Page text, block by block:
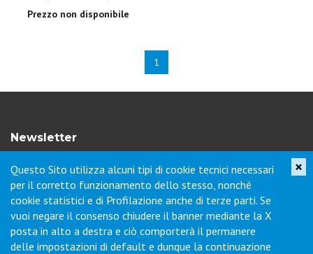
Prezzo non disponibile
1
Newsletter
Iscriviti per ricevere novità di prodotto, servizi, porte aperte e
offerte dei nostri punti vendita.
Contatti
Questo Sito utilizza alcuni tipi di cookie tecnici necessari
per il corretto funzionamento dello stesso, nonché
cookie statistici e di Profilazione anche di terze parti. Se
vuoi negare il consenso chiudere il banner mediante la X
posta in alto a destra e ciò comporterà il permanere
delle impostazioni di default e dunque la continuazione
×